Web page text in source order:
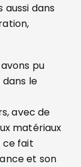
aussi dans
pu
le
avec de
matériaux
ce fait
et son